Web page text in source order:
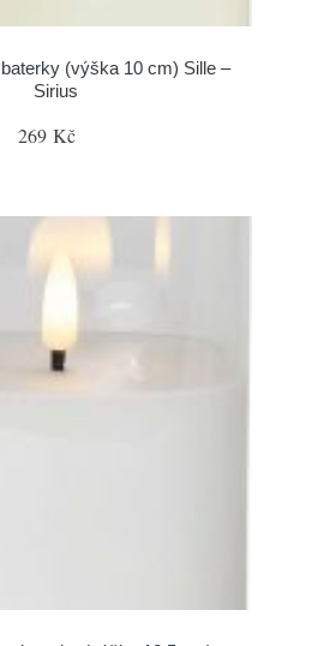
(výška 10 cm) Sille –
Sirius
269 Kč